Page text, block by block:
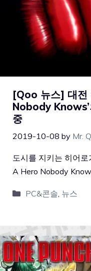
[Qoo 뉴스] 대전
Nobody
중
2019-10-08 by Mr.
도시를 지키는 히어로
A Hero Nobody
PC&콘솔, 뉴스